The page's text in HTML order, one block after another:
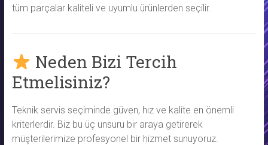
tüm parçalar kaliteli ve uyumlu ürünlerden seçilir.
Neden Bizi Tercih
Etmelisiniz?
Teknik servis seçiminde güven, hız ve kalite en önemli
kriterlerdir. Biz bu üç unsuru bir araya getirerek
müşterilerimize profesyonel bir hizmet sunuyoruz.